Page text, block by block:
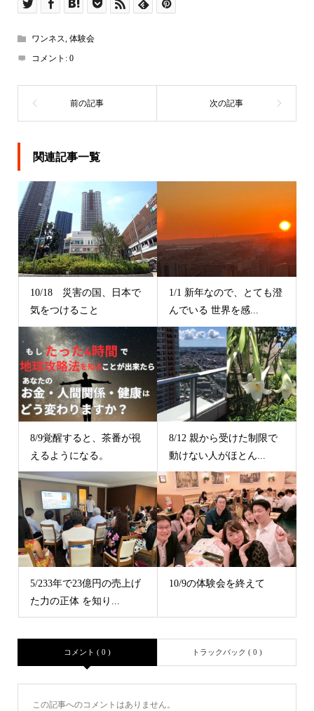
ワンネス, 体験会
コメント: 0
関連記事一覧
10/18 災害の国、日本で
気をつけること
1/1 新年なので、とても澄
んでいる 世界を感...
8/9覚醒すると、茶番が視
えるようになる。
8/12 親から受けた制限で
動けない人がほとん...
5/233年で23億円の売上げ
た力の正体 を知り...
10/9の体験会を終えて
コメント ( 0 ) トラックバック ( 0 )
この記事へのコメントはありません。